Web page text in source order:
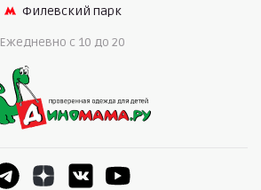
Филевский парк
Ежедневно c 10 до 20